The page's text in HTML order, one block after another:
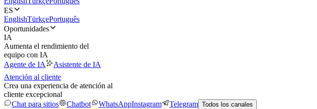
ES
EnglishTürkçePortuguês
Oportunidades
IA
Aumenta el rendimiento del
equipo con IA
Agente de IA
Asistente de IA
Atención al cliente
Crea una experiencia de atención al
cliente excepcional
Chat para sitios
Chatbot WhatsAppInstagram Telegram Todos los canales